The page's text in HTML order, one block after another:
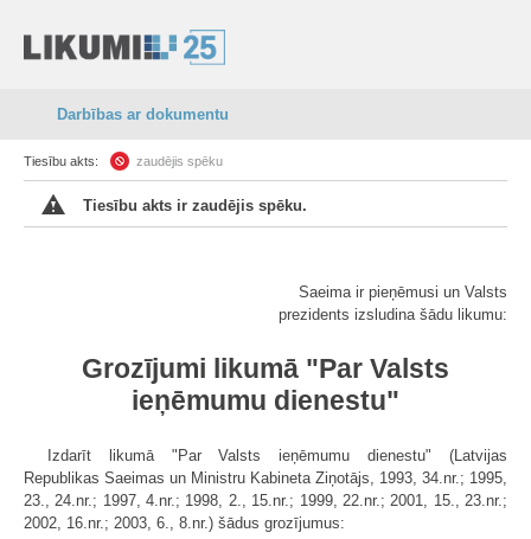
Darbības ar dokumentu
Tiesību akts: zaudējis spēku
Tiesību akts ir zaudējis spēku.
Saeima ir pieņēmusi un Valsts
prezidents izsludina šādu likumu:
Grozījumi likumā "Par Valsts
ieņēmumu dienestu"
Izdarīt likumā "Par Valsts ieņēmumu dienestu" (Latvijas
Republikas Saeimas un Ministru Kabineta Ziņotājs, 1993, 34.nr.; 1995,
23., 24.nr.; 1997, 4.nr.; 1998, 2., 15.nr.; 1999, 22.nr.; 2001, 15., 23.nr.;
2002, 16.nr.; 2003, 6., 8.nr.) šādus grozījumus: